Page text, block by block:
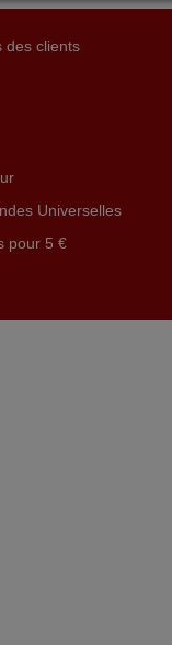
des clients
Universelles
pour 5 €